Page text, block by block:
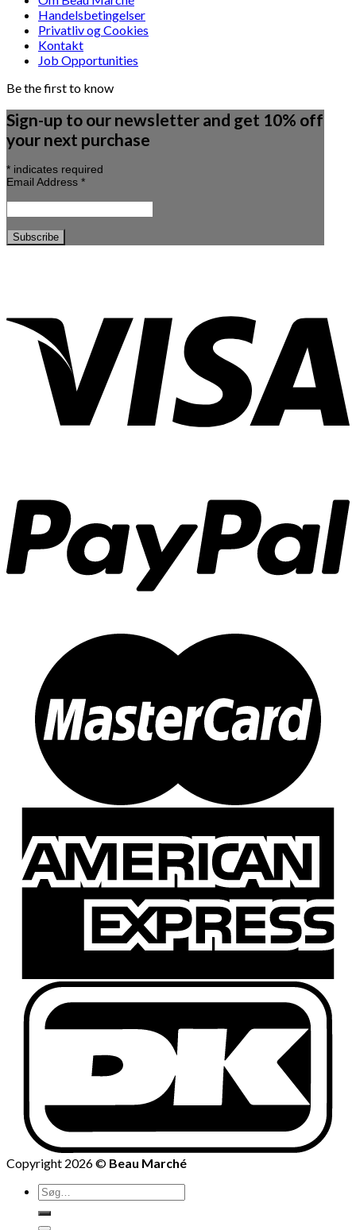
Handelsbetingelser
Privatliv og Cookies
Kontakt
Job Opportunities
Be the first to know
Sign-up to our newsletter and get 10% off
your next purchase
* indicates required
Email Address *
Copyright 2026 © Beau Marché
Søg
efter: